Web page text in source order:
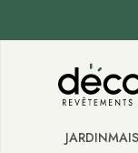
Decoweb
JARDIN